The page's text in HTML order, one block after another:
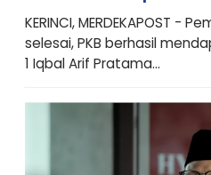
KERINCI, MERDEKAPOST -
selesai, PKB berhasil
1 Iqbal Arif Pratama...